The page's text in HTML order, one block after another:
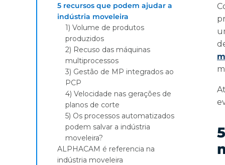
5 recursos que podem ajudar a
indústria moveleira
1) Volume de produtos
produzidos
2) Recuso das máquinas
multiprocessos
3) Gestão de MP integrados ao
PCP
4) Velocidade nas gerações de
planos de corte
5) Os processos automatizados
podem salvar a indústria
moveleira?
ALPHACAM é referencia na
indústria moveleira